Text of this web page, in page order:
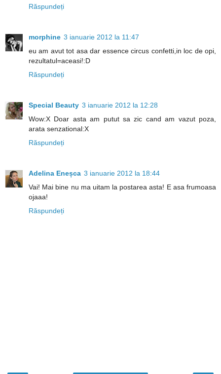
Răspundeți
morphine 3 ianuarie 2012 la 11:47
eu am avut tot asa dar essence circus confetti,in loc de opi,
rezultatul=aceasi!:D
Răspundeți
Special Beauty 3 ianuarie 2012 la 12:28
Wow:X Doar asta am putut sa zic cand am vazut poza,
arata senzational:X
Răspundeți
Adelina Eneșca 3 ianuarie 2012 la 18:44
Vai! Mai bine nu ma uitam la postarea asta! E asa frumoasa
ojaaa!
Răspundeți